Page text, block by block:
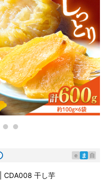
e ま 自
CDA008 干し芋